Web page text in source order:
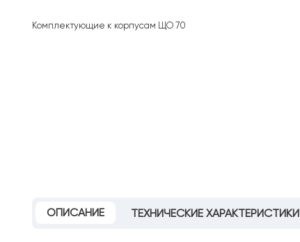
Комплектующие к корпусам ЩО 70
ОПИСАНИЕ ТЕХНИЧЕСКИЕ ХАРАКТЕРИСТИКИ